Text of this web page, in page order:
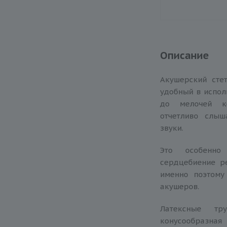
Описание
Акушерский
удобный в
до мелочей
отчетливо
звуки.
Это
сердцебиение
именно
акушеров.
Латексные